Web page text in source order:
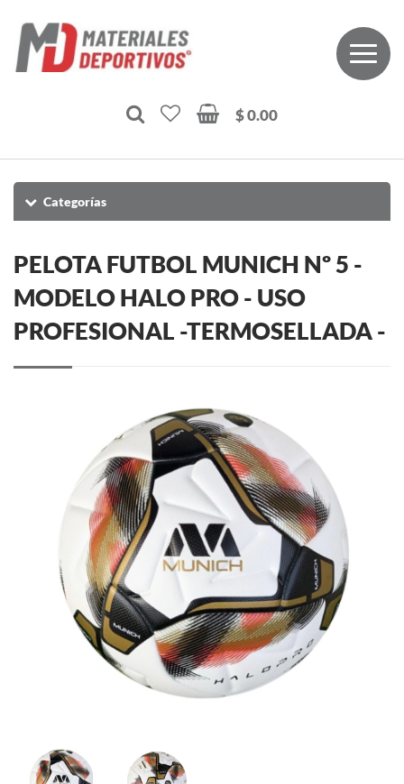
$ 0.00
Categorías
PELOTA FUTBOL MUNICH Nº 5 -
MODELO HALO PRO - USO
PROFESIONAL -TERMOSELLADA -